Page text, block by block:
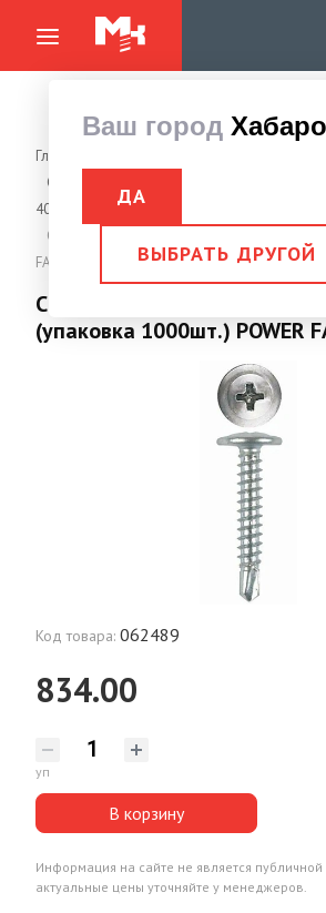
Ваш город
ДА
ВЫБРАТЬ ДРУГОЙ
Главная страница
Саморезы с прессшайбой наконечник
400024166.012-2008
Саморезы с п/ш сверло оц 4,2х25 (упаковка
FASTEN
Саморезы с п/ш сверло оц
(упаковка 1000шт.) POWER
Код товара: 062489
834.00
уп
В корзину
Информация на сайте не является
актуальные цены уточняйте у менеджеров.